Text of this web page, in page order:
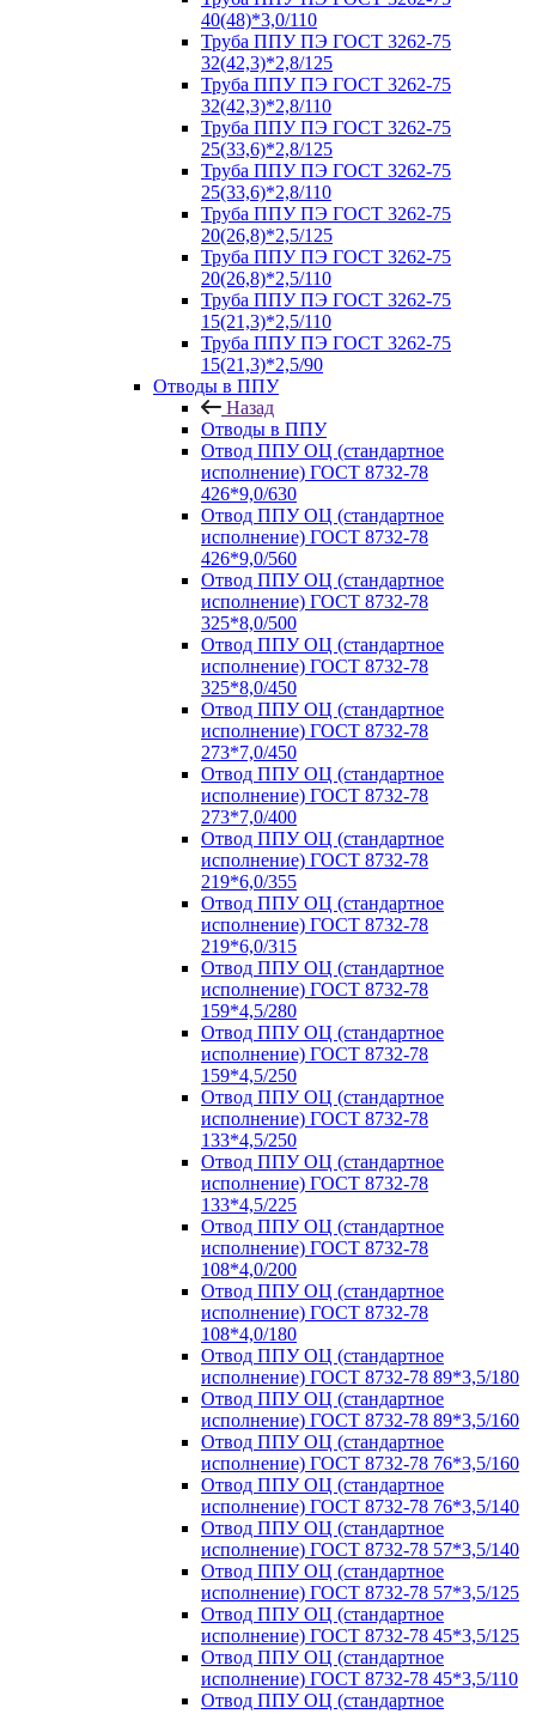
40(48)*3,0/110
Труба ППУ ПЭ ГОСТ 3262-75
32(42,3)*2,8/125
Труба ППУ ПЭ ГОСТ 3262-75
32(42,3)*2,8/110
Труба ППУ ПЭ ГОСТ 3262-75
25(33,6)*2,8/125
Труба ППУ ПЭ ГОСТ 3262-75
25(33,6)*2,8/110
Труба ППУ ПЭ ГОСТ 3262-75
20(26,8)*2,5/125
Труба ППУ ПЭ ГОСТ 3262-75
20(26,8)*2,5/110
Труба ППУ ПЭ ГОСТ 3262-75
15(21,3)*2,5/110
Труба ППУ ПЭ ГОСТ 3262-75
15(21,3)*2,5/90
Отводы в ППУ
Назад
Отводы в ППУ
Отвод ППУ ОЦ (стандартное
исполнение) ГОСТ 8732-78
426*9,0/630
Отвод ППУ ОЦ (стандартное
исполнение) ГОСТ 8732-78
426*9,0/560
Отвод ППУ ОЦ (стандартное
исполнение) ГОСТ 8732-78
325*8,0/500
Отвод ППУ ОЦ (стандартное
исполнение) ГОСТ 8732-78
325*8,0/450
Отвод ППУ ОЦ (стандартное
исполнение) ГОСТ 8732-78
273*7,0/450
Отвод ППУ ОЦ (стандартное
исполнение) ГОСТ 8732-78
273*7,0/400
Отвод ППУ ОЦ (стандартное
исполнение) ГОСТ 8732-78
219*6,0/355
Отвод ППУ ОЦ (стандартное
исполнение) ГОСТ 8732-78
219*6,0/315
Отвод ППУ ОЦ (стандартное
исполнение) ГОСТ 8732-78
159*4,5/280
Отвод ППУ ОЦ (стандартное
исполнение) ГОСТ 8732-78
159*4,5/250
Отвод ППУ ОЦ (стандартное
исполнение) ГОСТ 8732-78
133*4,5/250
Отвод ППУ ОЦ (стандартное
исполнение) ГОСТ 8732-78
133*4,5/225
Отвод ППУ ОЦ (стандартное
исполнение) ГОСТ 8732-78
108*4,0/200
Отвод ППУ ОЦ (стандартное
исполнение) ГОСТ 8732-78
108*4,0/180
Отвод ППУ ОЦ (стандартное
исполнение) ГОСТ 8732-78 89*3,5/180
Отвод ППУ ОЦ (стандартное
исполнение) ГОСТ 8732-78 89*3,5/160
Отвод ППУ ОЦ (стандартное
исполнение) ГОСТ 8732-78 76*3,5/160
Отвод ППУ ОЦ (стандартное
исполнение) ГОСТ 8732-78 76*3,5/140
Отвод ППУ ОЦ (стандартное
исполнение) ГОСТ 8732-78 57*3,5/140
Отвод ППУ ОЦ (стандартное
исполнение) ГОСТ 8732-78 57*3,5/125
Отвод ППУ ОЦ (стандартное
исполнение) ГОСТ 8732-78 45*3,5/125
Отвод ППУ ОЦ (стандартное
исполнение) ГОСТ 8732-78 45*3,5/110
Отвод ППУ ОЦ (стандартное